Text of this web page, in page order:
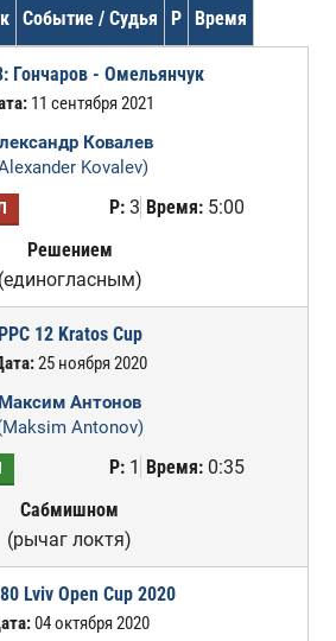
Событие / Судья Р Время
Гончаров - Омельянчук
11 сентября 2021
Ковалев
Kovalev)
Р:3 Время:5:00
Решением
(единогласным)
PPC 12 Kratos Cup
25 ноября 2020
Максим Антонов
Antonov)
Р:1 Время:0:35
Сабмишном
(рычаг локтя)
Lviv Open Cup 2020
04 октября 2020